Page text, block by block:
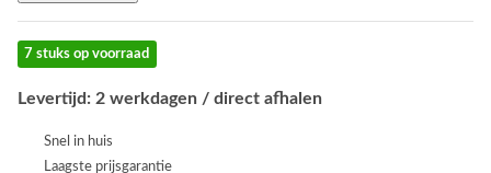
7 stuks op voorraad
Levertijd: 2 werkdagen / direct afhalen
Snel in huis
Laagste prijsgarantie